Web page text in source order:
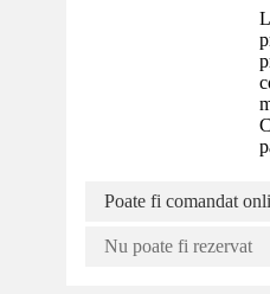
Poate fi comandat
Nu poate fi rezervat